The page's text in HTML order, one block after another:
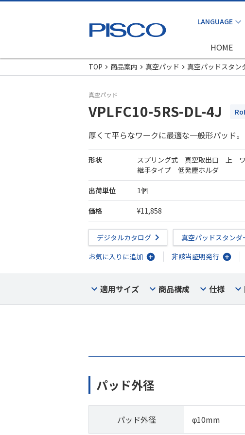
HOME
TOP
商品案内 真空パッド 真空パッドスタン
真空パッド
VPLFC10-5RS-DL-4J
厚くて平らなワークに最適な一般形パッド。
形状
スプリング式 真空取出口 上 ワ
継手タイプ 低発塵ホルダ
出荷単位 1個
価格 ¥11,858
デジタルカタログ 真空パッドスタン
お気に入りに追加
非該当証明発行
適用サイズ 商品構成 仕様
パッド外径
パッド外径 φ10mm